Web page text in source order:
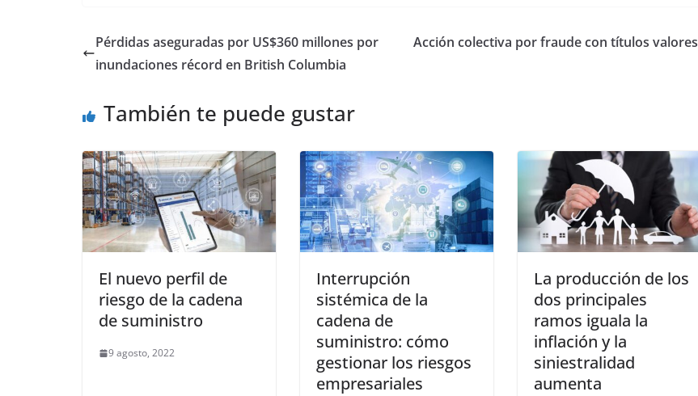
Pérdidas aseguradas por US$360 millones por
inundaciones récord en British Columbia
Acción colectiva por fraude con títulos valores
También te puede gustar
El nuevo perfil de
riesgo de la cadena
de suministro
9 agosto, 2022
Interrupción
sistémica de la
cadena de
suministro: cómo
gestionar los riesgos
empresariales
La producción de los
dos principales
ramos iguala la
inflación y la
siniestralidad
aumenta